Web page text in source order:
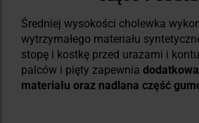
Średniej wysokości cholewka
wytrzymałego materiału
stopę i kostkę przed urazami i
palców i pięty zapewnia
materiału oraz nadlana część